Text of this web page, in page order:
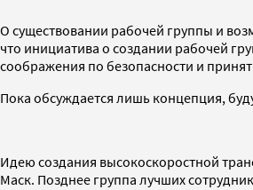
О существовании рабочей группы и
что инициатива о создании рабочей
соображения по безопасности и
Пока обсуждается лишь концепция,
Идею создания высокоскоростной
Маск. Позднее группа лучших